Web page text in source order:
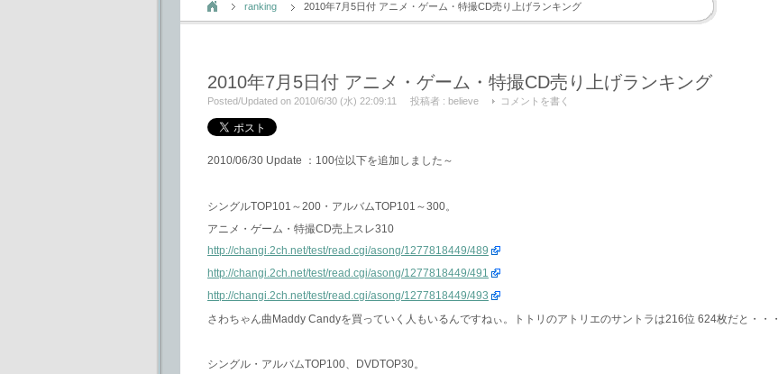
ranking 2010年7月5日付 アニメ・ゲーム・特撮CD売り上げランキング
2010年7月5日付 アニメ・ゲーム・特撮CD売り上げランキング
Posted/Updated on 2010/6/30 (水) 22:09:11 投稿者 : believe コメントを書く
2010/06/30 Update ：100位以下を追加しました～
シングルTOP101～200・アルバムTOP101～300。
アニメ・ゲーム・特撮CD売上スレ310
http://changi.2ch.net/test/read.cgi/asong/1277818449/489
http://changi.2ch.net/test/read.cgi/asong/1277818449/491
http://changi.2ch.net/test/read.cgi/asong/1277818449/493
さわちゃん曲Maddy Candyを買っていく人もいるんですねぃ。トトリのアトリエのサントラは216位 624枚だと・・・
シングル・アルバムTOP100、DVDTOP30。